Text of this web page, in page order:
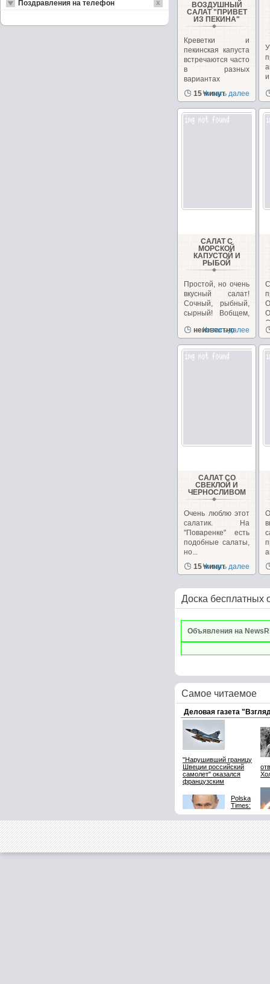
ВОЗДУШНЫЙ
САЛАТ "ПРИВЕТ
ИЗ ПЕКИНА"
Креветки и
пекинская капуста
встречаются часто
в разных
вариантах
рецептов
салатов,...
15 минут
Читать далее
САЛАТ С
МОРСКОЙ
КАПУСТОЙ И
РЫБОЙ
Простой, но очень
вкусный салат!
Сочный, рыбный,
сырный! Вобщем,
удовольствие!...
неизвестно
Читать далее
САЛАТ СО
СВЕКЛОЙ И
ЧЕРНОСЛИВОМ
Очень люблю этот
салатик. На
"Поваренке" есть
подобные салаты,
но...
15 минут
Читать далее
Доска бесплатных
Объявления на
Самое читаемое
Поздравления на телефон